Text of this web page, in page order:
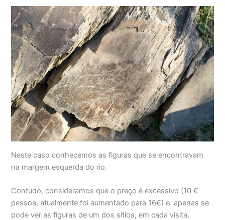
Neste caso conhecemos as figuras que se encontravam
na margem esquerda do rio.
Contudo, consideramos que o preço é excessivo (10 €
pessoa, atualmente foi aumentado para 16€) e apenas se
pode ver as figuras de um dos sítios, em cada visita.